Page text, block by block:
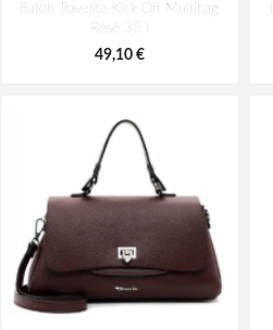
penál - tmavomodrý modrý
6,26 €
Batoh Travelite Kick Off Multibag
Rosé 35 l
49,10 €